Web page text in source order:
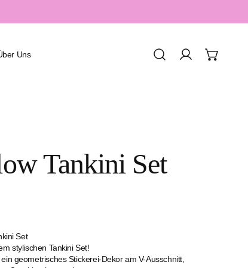
Spa & Wellness
Uns Einloggen
Tankini Set
Set
stylischen Tankini Set!
geometrisches Stickerei-Dekor am V-Ausschnitt,